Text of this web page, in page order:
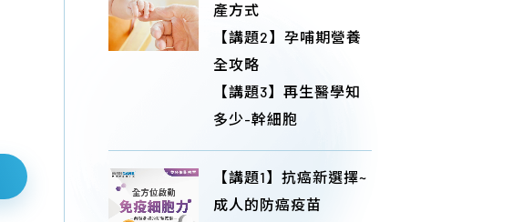
產方式
【講題2】孕哺期營養
全攻略
【講題3】再生醫學知
多少-幹細胞
【講題1】抗癌新選擇~
成人的防癌疫苗